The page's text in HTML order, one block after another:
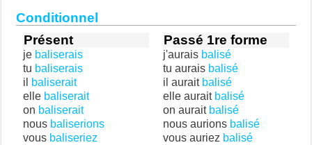
Conditionnel
Présent
je baliserais
tu baliserais
il
baliserait
elle baliserait
on baliserait
nous baliserions
vous baliseriez
Passé 1re forme
j'aurais balisé
tu aurais balisé
il aurait balisé
elle aurait balisé
on aurait balisé
nous aurions balisé
vous auriez balisé